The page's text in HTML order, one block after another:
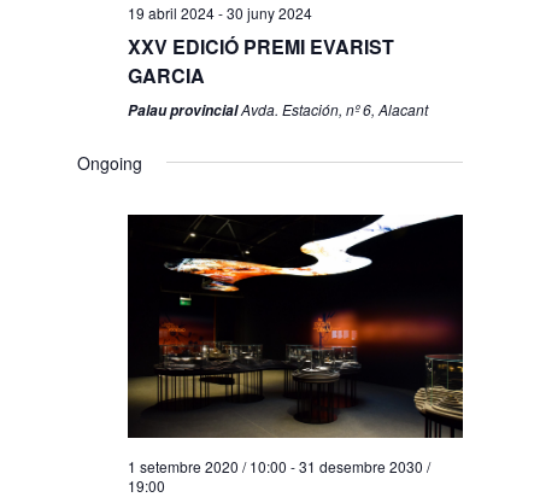
19 abril 2024-30 juny 2024
XXV EDICIÓ PREMI EVARIST
GARCIA
Palau provincialAvda. Estación, nº 6, Alacant
Ongoing
1 setembre 2020 / 10:00 -31 desembre 2030 /
19:00